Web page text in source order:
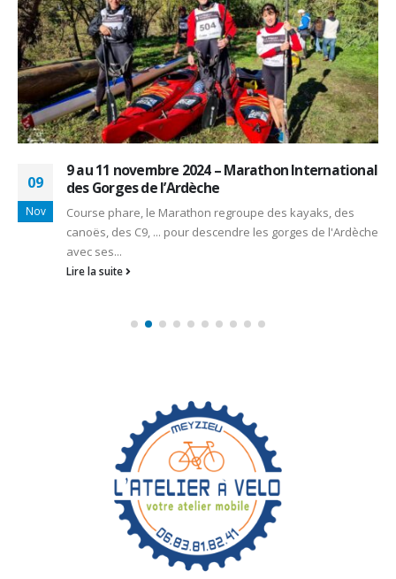
09
Nov
9 au 11 novembre 2024 – Marathon International
des Gorges de l’Ardèche
Course phare, le Marathon regroupe des kayaks, des
canoës, des C9, ... pour descendre les gorges de l'Ardèche
avec ses...
Lire la suite